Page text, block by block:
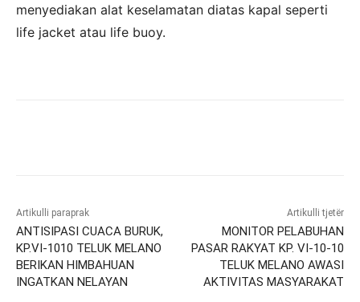
menyediakan alat keselamatan diatas kapal seperti
life jacket atau life buoy.
Artikulli paraprak
ANTISIPASI CUACA BURUK,
KP.VI-1010 TELUK MELANO
BERIKAN HIMBAHUAN
INGATKAN NELAYAN
Artikulli tjetër
MONITOR PELABUHAN
PASAR RAKYAT KP. VI-10-10
TELUK MELANO AWASI
AKTIVITAS MASYARAKAT